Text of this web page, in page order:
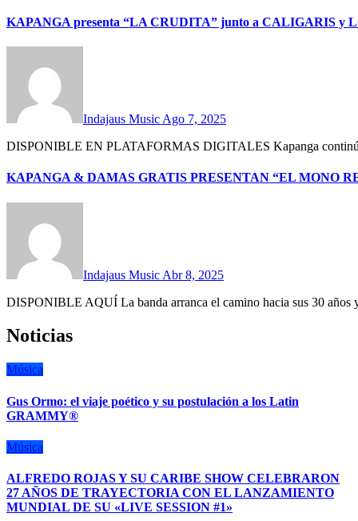
KAPANGA presenta “LA CRUDITA” junto a CALIGARIS y
Indajaus Music Ago 7, 2025
DISPONIBLE EN PLATAFORMAS DIGITALES Kapanga
KAPANGA & DAMAS GRATIS PRESENTAN “EL MONO
Indajaus Music Abr 8, 2025
DISPONIBLE AQUÍ La banda arranca el camino hacia sus 30 años
Noticias
Música
Gus Ormo: el viaje poético y su postulación a los Latin
GRAMMY®
Música
ALFREDO ROJAS Y SU CARIBE SHOW CELEBRARON
27 AÑOS DE TRAYECTORIA CON EL LANZAMIENTO
MUNDIAL DE SU «LIVE SESSION #1»